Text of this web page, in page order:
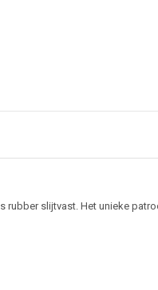
rubber slijtvast. Het unieke